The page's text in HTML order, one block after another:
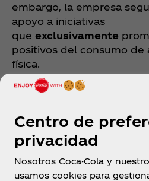
embargo, la empresa
apoyo a iniciativas
que exclusivamente
positivos del consumo de
física.
Centro de
privacidad
Nosotros Coca-Cola y
usamos cookies para